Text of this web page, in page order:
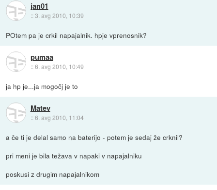
jan01
::3. avg 2010, 10:39
POtem pa je crkil napajalnik. hpje vprenosnik?
pumaa
::6. avg 2010, 10:49
ja hp je...ja mogočj je to
Matev
::6. avg 2010, 11:04
a če ti je delal samo na baterijo - potem je sedaj že crknil?
pri meni je bila težava v napaki v napajalniku
poskusi z drugim napajalnikom